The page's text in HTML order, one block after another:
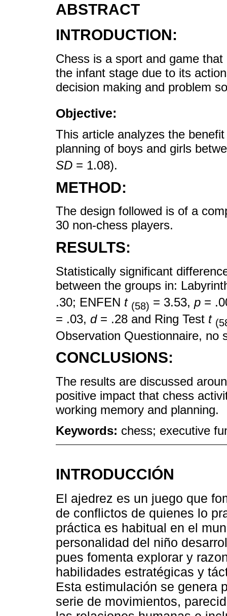
ABSTRACT
INTRODUCTION:
Chess is a sport and game
the infant stage due to its
decision making and problem
Objective:
This article analyzes the
planning of boys and girls
SD = 1.08).
METHOD:
The design followed is of a
30 non-chess players.
RESULTS:
Statistically significant
between the groups in:
.30; ENFEN t (58) = 3.53, p =
= .03, d= .28 and Ring Test t
Observation Questionnaire, no
CONCLUSIONS:
The results are discussed
positive impact that chess
working memory and planning.
Keywords: chess; executive
INTRODUCCIÓN
El ajedrez es un juego que
de conflictos de quienes lo
práctica es habitual en el
personalidad del niño
pues fomenta explorar y
habilidades estratégicas y
Esta estimulación se genera
serie de movimientos,